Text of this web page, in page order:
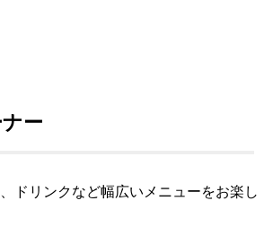
ー
ドリンクなど幅広いメニューをお楽し